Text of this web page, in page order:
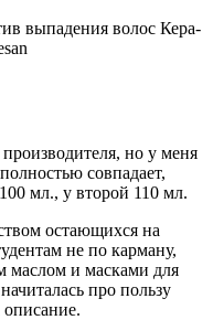
но у меня
совпадает,
мл., у второй 110 мл.
остающихся на
не по карману,
маслом и масками для
про пользу
описание.